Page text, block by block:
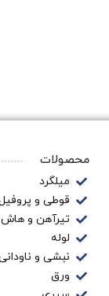
محصولات
میلگرد
قوطی و
تیرآهن و هاش
لوله
نبشی و
ورق